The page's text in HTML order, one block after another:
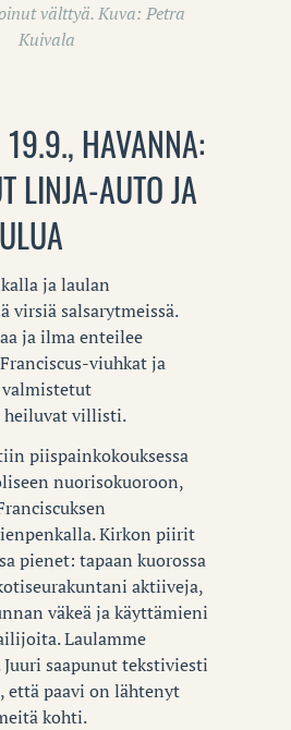
välttyä. Kuva: Petra
Kuivala
HAVANNA:
LINJA-AUTO JA
ja laulan
virsiä salsarytmeissä.
ja ilma enteilee
viuhkat ja
valmistetut
heiluvat villisti.
piispainkokouksessa
nuorisokuoroon,
Kirkon piirit
pienet: tapaan kuorossa
aktiiveja,
väkeä ja käyttämieni
Laulamme
saapunut tekstiviesti
että paavi on lähtenyt
kohti.